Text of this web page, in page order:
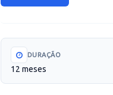
DURAÇÃO
12 meses